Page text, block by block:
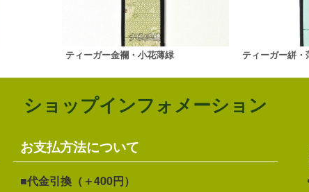
ティーガー金襴・小花薄緑 ティーガー絣・
ショップインフォメーション
お支払方法について
代金引換（＋400円）